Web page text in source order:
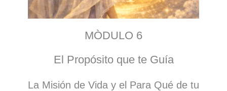
MÒDULO 6
El Propósito que te Guía
La Misión de Vida y el Para Qué de tu